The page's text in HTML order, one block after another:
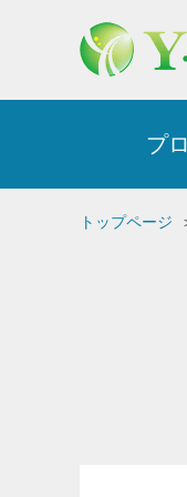
プ
トップページ